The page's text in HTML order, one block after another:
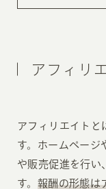
アフィリ
アフィリエイトと
す。ホームページ
や販売促進を行い
す。 報酬の形態は